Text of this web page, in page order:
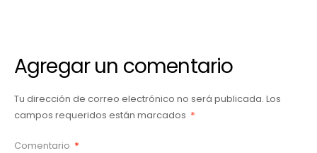
Agregar un comentario
Tu dirección de correo electrónico no será publicada. Los
campos requeridos están marcados *
Comentario *